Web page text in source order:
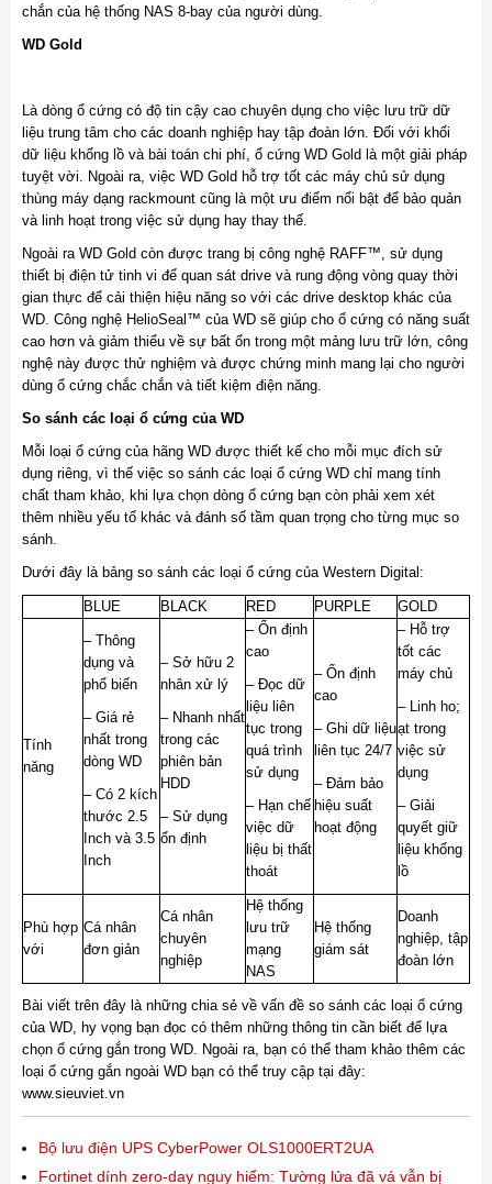
chắn của hệ thống NAS 8-bay của người dùng.
WD Gold
Là dòng ổ cứng có độ tin cậy cao chuyên dụng cho việc lưu trữ dữ
liệu trung tâm cho các doanh nghiệp hay tập đoàn lớn. Đối với khối
dữ liệu khổng lồ và bài toán chi phí, ổ cứng WD Gold là một giải pháp
tuyệt vời. Ngoài ra, việc WD Gold hỗ trợ tốt các máy chủ sử dụng
thùng máy dạng rackmount cũng là một ưu điểm nổi bật để bảo quản
và linh hoạt trong việc sử dụng hay thay thế.
Ngoài ra WD Gold còn được trang bị công nghệ RAFF™, sử dụng
thiết bị điện tử tinh vi để quan sát drive và rung động vòng quay thời
gian thực để cải thiện hiệu năng so với các drive desktop khác của
WD. Công nghệ HelioSeal™ của WD sẽ giúp cho ổ cứng có năng suất
cao hơn và giảm thiểu về sự bất ổn trong một mảng lưu trữ lớn, công
nghệ này được thử nghiệm và được chứng minh mang lại cho người
dùng ổ cứng chắc chắn và tiết kiệm điện năng.
So sánh các loại ổ cứng của WD
Mỗi loại ổ cứng của hãng WD được thiết kế cho mỗi mục đích sử
dụng riêng, vì thế việc so sánh các loại ổ cứng WD chỉ mang tính
chất tham khảo, khi lựa chọn dòng ổ cứng bạn còn phải xem xét
thêm nhiều yếu tố khác và đánh số tầm quan trọng cho từng mục so
sánh.
Dưới đây là bảng so sánh các loại ổ cứng của Western Digital:
BLUE BLACK RED PURPLE GOLD
Tính
năng
– Thông
dụng và
phổ biến
– Giá rẻ
nhất trong
dòng WD
– Có 2 kích
thước 2.5
Inch và 3.5
Inch
– Sở hữu 2
nhân xử lý
– Nhanh nhất
trong các
phiên bản
HDD
– Sử dụng
ổn định
– Ổn định
cao
– Đọc dữ
liệu liên
tục trong
quá trình
sử dụng
– Hạn chế
việc dữ
liệu bị thất
thoát
– Ổn định
cao
– Ghi dữ liệu
liên tục 24/7
– Đảm bảo
hiệu suất
hoạt động
– Hỗ trợ
tốt các
máy chủ
– Linh ho;
ạt trong
việc sử
dụng
– Giải
quyết giữ
liệu khổng
lồ
Phù hợp
với
Cá nhân
đơn giản
Cá nhân
chuyên
nghiệp
Hệ thống
lưu trữ
mạng
NAS
Hệ thống
giám sát
Doanh
nghiệp, tập
đoàn lớn
Bài viết trên đây là những chia sẻ về vấn đề so sánh các loại ổ cứng
của WD, hy vọng bạn đọc có thêm những thông tin cần biết để lựa
chọn ổ cứng gắn trong WD. Ngoài ra, bạn có thể tham khảo thêm các
loại ổ cứng gắn ngoài WD bạn có thể truy cập tại đây:
www.sieuviet.vn
Bộ lưu điện UPS CyberPower OLS1000ERT2UA
Fortinet dính zero-day nguy hiểm: Tường lửa đã vá vẫn bị